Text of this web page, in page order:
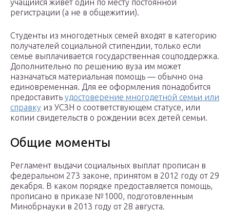
учащийся живет один по месту постоянной
регистрации (а не в общежитии).
Студенты из многодетных семей входят в категорию
получателей социальной стипендии, только если
семье выплачивается государственная соцподдержка.
Дополнительно по решению вуза им может
назначаться материальная помощь — обычно она
единовременная. Для ее оформления понадобится
предоставить удостоверение многодетной семьи или
справку из УСЗН о соответствующем статусе, или
копии свидетельств о рождении всех детей семьи.
Общие моменты
Регламент выдачи социальных выплат прописан в
федеральном 273 законе, принятом в 2012 году от 29
декабря. В каком порядке предоставляется помощь,
прописано в приказе №1000, подготовленным
Минобрнауки в 2013 году от 28 августа.